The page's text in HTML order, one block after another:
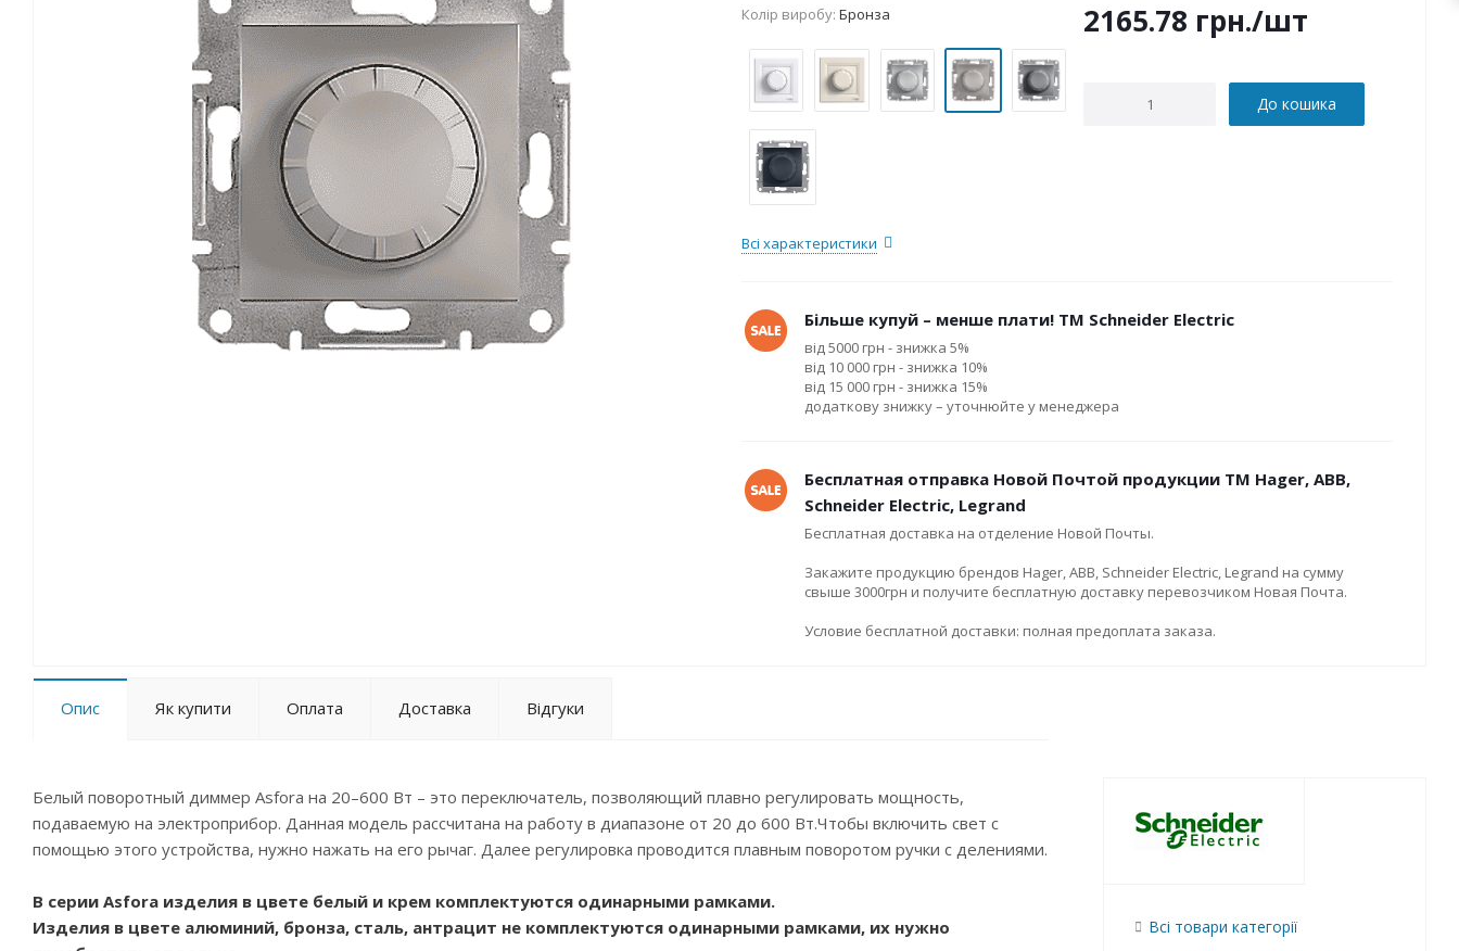
Колір виробу: Бронза
Всі характеристики
2165.78 грн./шт
До кошика
Більше купуй – менше плати! ТМ Schneider Electric
від 5000 грн - знижка 5%
від 10 000 грн - знижка 10%
від 15 000 грн - знижка 15%
додаткову знижку – уточнюйте у менеджера
Бесплатная отправка Новой Почтой продукции ТМ Hager, ABB,
Schneider Electric, Legrand
Бесплатная доставка на отделение Новой Почты.
Закажите продукцию брендов Hager, ABB, Schneider Electric, Legrand на сумму
свыше 3000грн и получите бесплатную доставку перевозчиком Новая Почта.
Условие бесплатной доставки: полная предоплата заказа.
Опис Як купити Оплата Доставка Відгуки
Белый поворотный диммер Asfora на 20–600 Вт – это переключатель, позволяющий плавно регулировать мощность,
подаваемую на электроприбор. Данная модель рассчитана на работу в диапазоне от 20 до 600 Вт.Чтобы включить свет с
помощью этого устройства, нужно нажать на его рычаг. Далее регулировка проводится плавным поворотом ручки с делениями.
В серии Asfora изделия в цвете белый и крем комплектуются одинарными рамками.
Изделия в цвете алюминий, бронза, сталь, антрацит не комплектуются одинарными рамками, их нужно
Всі товари категорії